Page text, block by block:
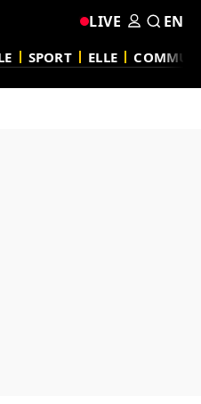
SPORT ELLE
LIVE EN